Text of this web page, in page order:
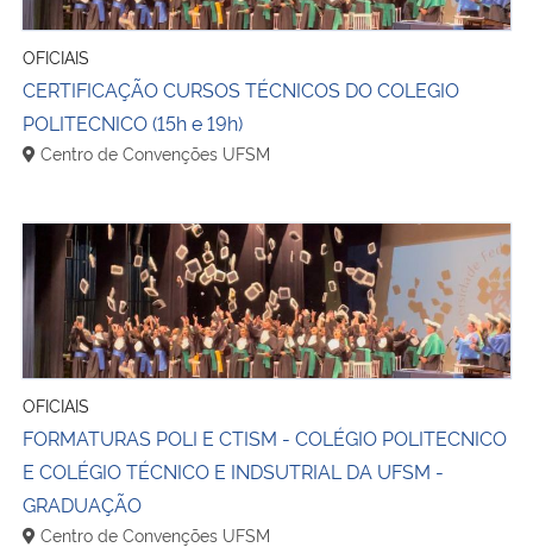
OFICIAIS
CERTIFICAÇÃO CURSOS TÉCNICOS DO COLEGIO
POLITECNICO (15h e 19h)
Centro de Convenções UFSM
FORMATURAS POLI E CTISM - COLÉGIO POLITECNICO
OFICIAIS
FORMATURAS POLI E CTISM - COLÉGIO POLITECNICO
E COLÉGIO TÉCNICO E INDSUTRIAL DA UFSM -
GRADUAÇÃO
Centro de Convenções UFSM